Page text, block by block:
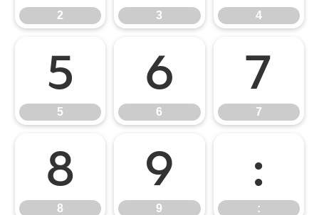
2 3 4
5
5
6
6
7
7
8
8
9
9
:
: